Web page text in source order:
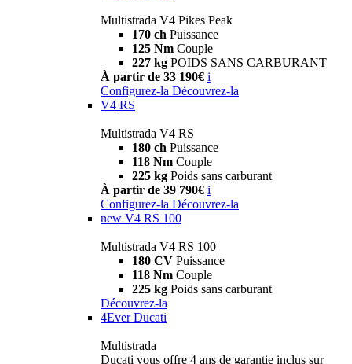
Multistrada V4 Pikes Peak
170 ch Puissance
125 Nm Couple
227 kg POIDS SANS CARBURANT
À partir de 33 190€ i
Configurez-la Découvrez-la
V4 RS
Multistrada V4 RS
180 ch Puissance
118 Nm Couple
225 kg Poids sans carburant
À partir de 39 790€ i
Configurez-la Découvrez-la
new V4 RS 100
Multistrada V4 RS 100
180 CV Puissance
118 Nm Couple
225 kg Poids sans carburant
Découvrez-la
4Ever Ducati
Multistrada
Ducati vous offre 4 ans de garantie inclus sur